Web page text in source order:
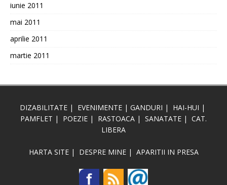
iunie 2011
mai 2011
aprilie 2011
martie 2011
DIZABILITATE | EVENIMENTE | GANDURI | HAI-HUI |
PAMFLET | POEZIE | RASTOACA | SANATATE | CAT.
LIBERA
HARTA SITE| DESPRE MINE| APARITII IN PRESA